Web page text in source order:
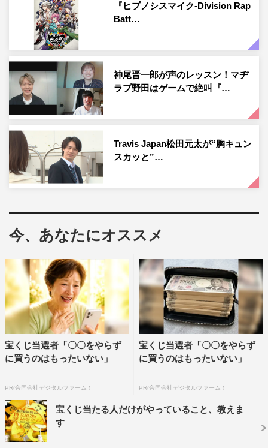
攻略ガイドとなることだろう。
第1回目となる7月2日（金）には、イケブクロ・ディビジ
ョン“Buster Bros!!!”の山田一郎役の木村昴、山田二郎役の
石谷春貴、山田三郎役の天﨑滉平が出演。第2回目の7月9
日（金）には、ナゴヤ・ディビジョン“Bad Ass Temple”の
波羅夷空却役の葉山翔太、四十物十四役の榊原優希、天国
獄役の竹内栄治。
第3回目の7月15日（木）には、ヨコハマ・ディビジョ
ン“MAD TRIGGER CREW”の碧棺左馬刻役の浅沼晋太郎、
入間銃兎役の駒田航、毒島メイソン理鶯役の神尾晋一郎。
ン“麻天狼”の神宮寺寂雷役の速水奨、伊弉冉一二三役の木
島隆一、観音坂独歩役の伊東健人が出演する。
ン“どついたれ本舗”の白膠木簓役の岩崎諒太、躑躅森盧笙
役の河西健吾、天谷奴零役の黒田崇矢。ラストを飾る第6
回目の8月6日（金）には、シブヤ・ディビジョン“Fling
Posse”の飴村乱数役の白井悠介、夢野幻太郎役の斉藤壮
馬、有栖川帝統役の野津山幸宏が出演。
『ヒプノシスマイク』、そして各ディビジョンの魅力を余
ーダー役を務める6人が集結したビジュアルに、新番組へ
の期待が高まらずにはいられない。
『ヒプノシスマイク-Division Rap
Batt…
神尾晋一郎が声のレッスン！マヂ
ラブ野田はゲームで絶叫『…
Travis Japan松田元太が“胸キュン
スカッと”…
今、あなたにオススメ
宝くじ当選者「〇〇をやらず
に買うのはもったいない」
PR(合同会社デジタルファーム )
宝くじ当選者「〇〇をやらず
に買うのはもったいない」
PR(合同会社デジタルファーム )
宝くじ当たる人だけがやっていること、教えま
す